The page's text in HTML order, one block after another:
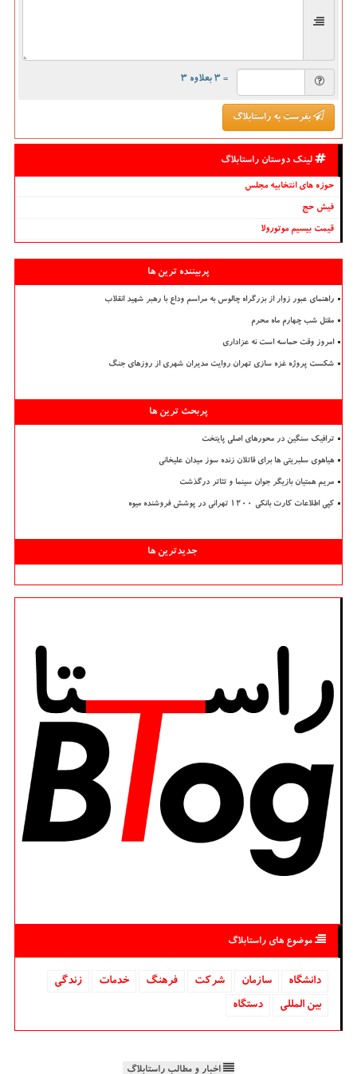
= ۳ بعلاوه ۳
بفرست به راستابلاگ
لینک دوستان راستابلاگ
حوزه های انتخابیه مجلس
فیش حج
قیمت بیسیم موتورولا
پربیننده ترین ها
راهنمای عبور زوار از بزرگراه چالوس به مراسم وداع با رهبر شهید انقلاب
مقتل شب چهارم ماه محرم
امروز وقت حماسه است نه عزاداری
شکست پروژه غزه سازی تهران روایت مدیران شهری از روزهای جنگ
پربحث ترین ها
ترافیک سنگین در محورهای اصلی پایتخت
هیاهوی سلبریتی ها برای قاتلان زنده سوز میدان علیخانی
مریم همتیان بازیگر جوان سینما و تئاتر درگذشت
کپی اطلاعات کارت بانکی ۱۲۰۰ تهرانی در پوشش فروشنده میوه
جدیدترین ها
موضوع های راستابلاگ
دانشگاه‌ سازمان شركت فرهنگ خدمات
زندگی
بین المللی
دستگاه
اخبار و مطالب راستابلاگ